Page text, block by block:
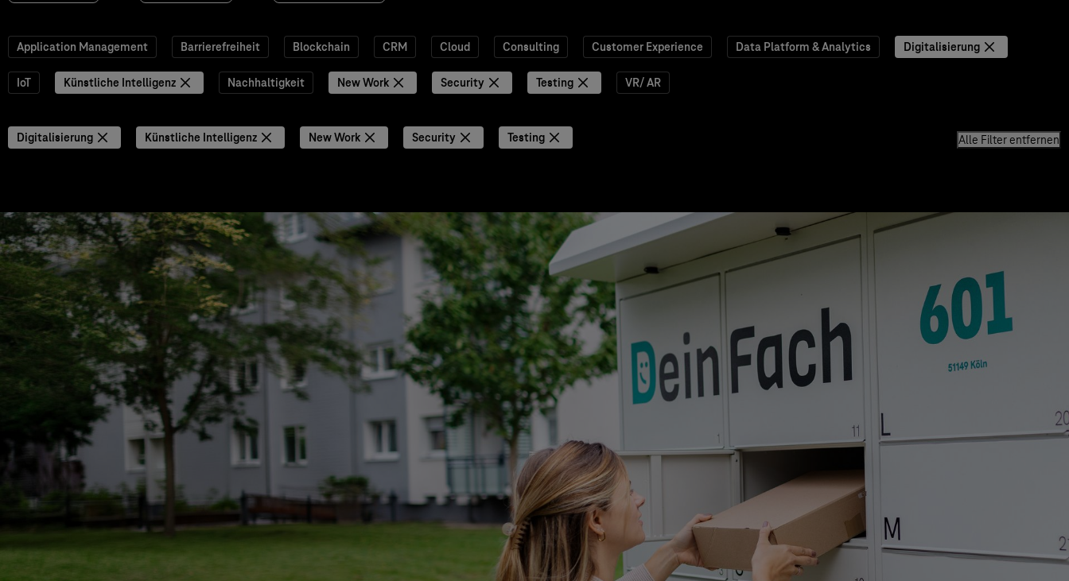
Application Management Barrierefreiheit Blockchain CRM Cloud Consulting Customer Experience Data Platform & Analytics Digitalisierung
IoT Künstliche Intelligenz Nachhaltigkeit New Work Security Testing VR/ AR
Digitalisierung Künstliche Intelligenz New Work Security Testing Alle Filter entfernen